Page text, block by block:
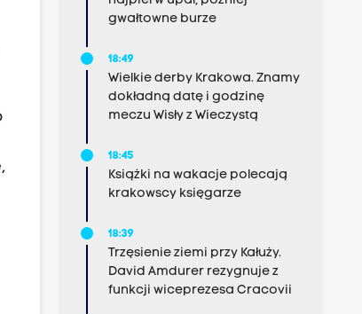
gwałtowne burze
18:49
Wielkie derby Krakowa. Znamy
dokładną datę i godzinę
meczu Wisły z Wieczystą
18:45
Książki na wakacje polecają
krakowscy księgarze
18:39
Trzęsienie ziemi przy Kałuży.
David Amdurer rezygnuje z
funkcji wiceprezesa Cracovii